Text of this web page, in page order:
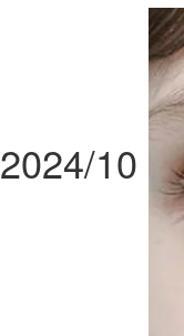
2024/10